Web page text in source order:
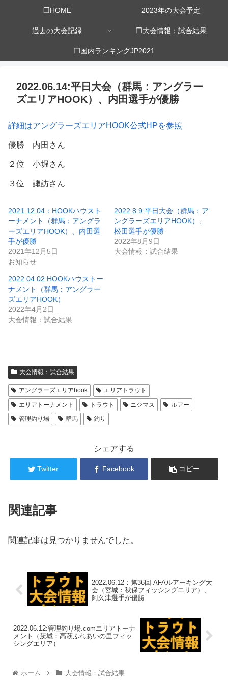
❒HOME 2023年の大会予定
過去の大会記録 ❒大会情報：試合結果
❒国内ランキングJP2021
2022.06.14:平日大会（群馬：アングラー
ズエリアHOOK）、内田選手が優勝
詳細はアングラーズエリアHOOK公式HPを参照
優勝 内田さん
２位 小堀さん
３位 諏訪さん
2021.12.04：HOOKハウスト
ーナメント（群馬：アングラ
ーズエリアHOOK）、内田選
手が優勝
2021年12月5日
お知らせ
2022.8.9:平日大会（群馬：ア
ングラーズエリアHOOK）、
松田選手が優勝
2022年8月9日
大会情報：試合結果
2022.04.02:HOOKハウストー
ナメント（群馬：アングラー
ズエリアHOOK）
2022年4月2日
大会情報：試合結果
大会情報：試合結果
アングラーズエリアhook
エリアトラウト
エリアトーナメント
トラウト ニジマス
ルアー
管理釣り場
群馬 釣り
シェアする
Twitter Facebook コピー
関連記事
関連記事は見つかりませんでした。
2022.06.12：第36回 AFAルアーキング大
会（宮城：秋保フィッシングエリア）、
阿久津選手が優勝
2022.06.12:管理釣り場.comエリアトーナ
メント（茨城：高萩ふれあいの里フィッ
シングエリア）
ホーム 大会情報：試合結果